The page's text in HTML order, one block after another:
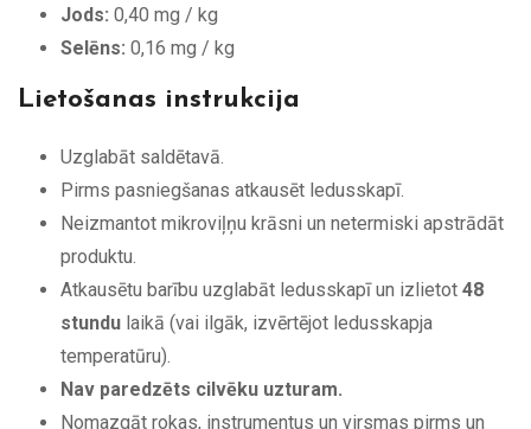
Jods: 0,40 mg / kg
Selēns: 0,16 mg / kg
Lietošanas instrukcija
Uzglabāt saldētavā.
Pirms pasniegšanas atkausēt ledusskapī.
Neizmantot mikroviļņu krāsni un netermiski apstrādāt
produktu.
Atkausētu barību uzglabāt ledusskapī un izlietot 48
stundu laikā (vai ilgāk, izvērtējot ledusskapja
temperatūru).
Nav paredzēts cilvēku uzturam.
Nomazgāt rokas, instrumentus un virsmas pirms un